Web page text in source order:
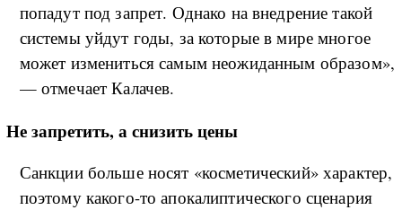
попадут под запрет. Однако на внедрение такой
системы уйдут годы, за которые в мире многое
может измениться самым неожиданным образом»,
— отмечает Калачев.
Не запретить, а снизить цены
Санкции больше носят «косметический» характер,
поэтому какого-то апокалиптического сценария